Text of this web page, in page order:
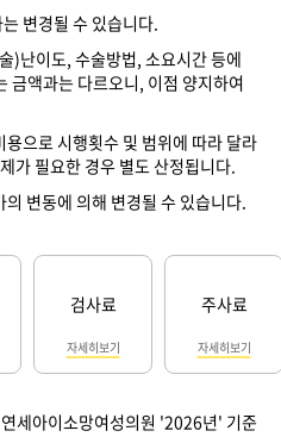
변경될 수 있습니다.
)난이도, 수술방법, 소요시간 등에
금액과는 다르오니, 이점 양지하여
으로 시행횟수 및 범위에 따라 달라
가 필요한 경우 별도 산정됩니다.
변동에 의해 변경될 수 있습니다.
검사료
자세히보기
주사료
자세히보기
연세아이소망여성의원 '2026년' 기준